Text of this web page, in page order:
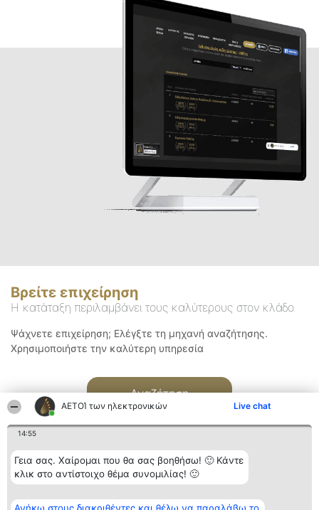
ΑΕΤΟΊ των ηλεκτρονικών Live chat
14:55
Γεια σας. Χαίρομαι που θα σας βοηθήσω! 🙂 Κάντε
κλικ στο αντίστοιχο θέμα συνομιλίας! 🙂
Βρείτε επιχείρηση
Η κατάταξη περιλαμβάνει τους καλύτερους στον κλάδο
Ψάχνετε επιχείρηση; Ελέγξτε τη μηχανή αναζήτησης.
Χρησιμοποιήστε την καλύτερη υπηρεσία
Αναζήτηση
Διοργανωτής της
κατάταξης
Κατάταξη
Διακριθέντες
Επικοινωνία
Επικοινωνία